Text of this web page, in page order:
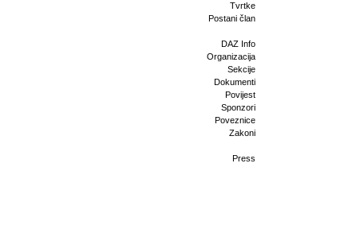
Tvrtke
Postani član
DAZ Info
Organizacija
Sekcije
Dokumenti
Povijest
Sponzori
Poveznice
Zakoni
Press